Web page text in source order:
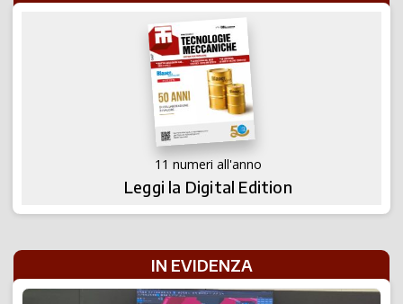
11 numeri all'anno
Leggi la Digital Edition
IN EVIDENZA